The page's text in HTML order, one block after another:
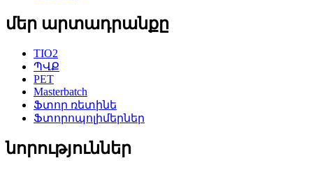
մեր արտադրանքը
TIO2
ՊՎՔ
PET
Masterbatch
Ֆտոր ռետինե
Ֆտորոպոլիմերներ
նորություններ